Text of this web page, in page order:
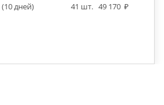
(10 дней) 41 шт. 49 170